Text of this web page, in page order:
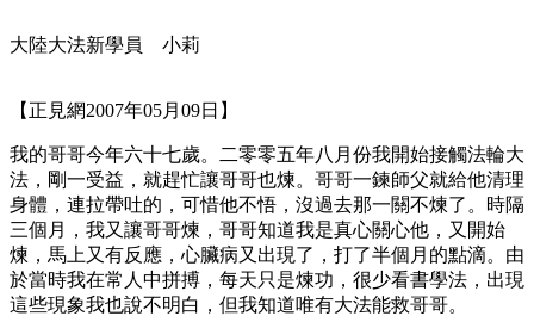
大陸大法新學員 小莉
【正見網2007年05月09日】
我的哥哥今年六十七歲。二零零五年八月份我開始接觸法輪大
法，剛一受益，就趕忙讓哥哥也煉。哥哥一鍊師父就給他清理
身體，連拉帶吐的，可惜他不悟，沒過去那一關不煉了。時隔
三個月，我又讓哥哥煉，哥哥知道我是真心關心他，又開始
煉，馬上又有反應，心臟病又出現了，打了半個月的點滴。由
於當時我在常人中拼搏，每天只是煉功，很少看書學法，出現
這些現象我也說不明白，但我知道唯有大法能救哥哥。